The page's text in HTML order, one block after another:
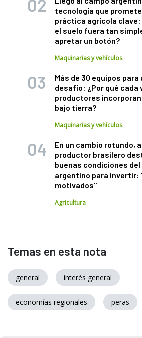
tecnología que
práctica agrícola clave:
el suelo fuera tan
apretar un botón?
Maquinarias y vehículos
Más de 30 equipos para
desafío: ¿Por qué cada
productores
bajo tierra?
Maquinarias y vehículos
En un cambio rotundo,
productor brasilero
buenas condiciones del
argentino para invertir:
motivados"
Agricultura
Temas en esta nota
general interés general
economías regionales peras